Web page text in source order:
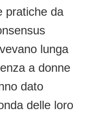
pratiche da
lunga
a donne
dato
delle loro